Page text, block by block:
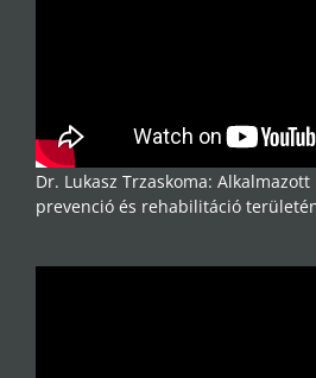
Dr. Lukasz Trzaskoma:
prevenció és rehabilitáció